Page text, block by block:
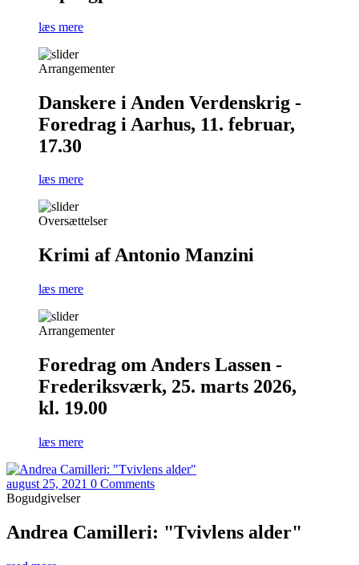
læs mere
Arrangementer
Danskere i Anden Verdenskrig -
Foredrag i Aarhus, 11. februar,
17.30
læs mere
Oversættelser
Krimi af Antonio Manzini
læs mere
Arrangementer
Foredrag om Anders Lassen -
Frederiksværk, 25. marts 2026,
kl. 19.00
læs mere
august 25, 2021 0 Comments
Bogudgivelser
Andrea Camilleri: "Tvivlens alder"